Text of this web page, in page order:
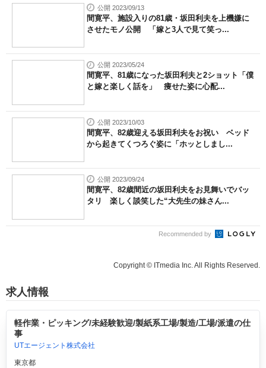
公開 2023/09/13
間寛平、施設入りの81歳・坂田利夫を上機嫌に
させたモノ公開 「嫁と3人で見て笑っ...
公開 2023/05/24
間寛平、81歳になった坂田利夫と2ショット「僕
と嫁と楽しく話を」 痩せた姿に心配...
公開 2023/10/03
間寛平、82歳迎える坂田利夫をお祝い ベッド
から起きてくつろぐ姿に「ホッとしまし...
公開 2023/09/24
間寛平、82歳間近の坂田利夫をお見舞いでバッ
タリ 楽しく談笑した“大先生の妹さん...
Recommended by
Copyright © ITmedia Inc. All Rights Reserved.
求人情報
軽作業・ピッキング/未経験歓迎/製紙系工場/製造/工場/派遣の仕
事
UTエージェント株式会社
東京都